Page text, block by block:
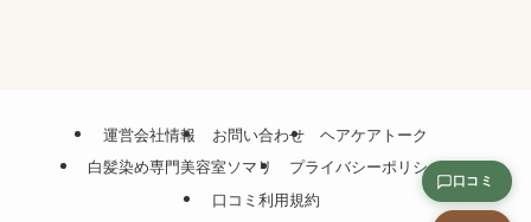
運営会社情報 お問い合わせ
ヘアケアトーク
白髪染め専門美容室ソマリ
プライバシーポリシー
口コミ利用規約
口コミ